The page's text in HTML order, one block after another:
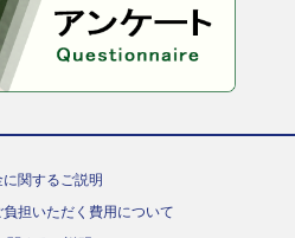
関するご説明
担いただく費用について